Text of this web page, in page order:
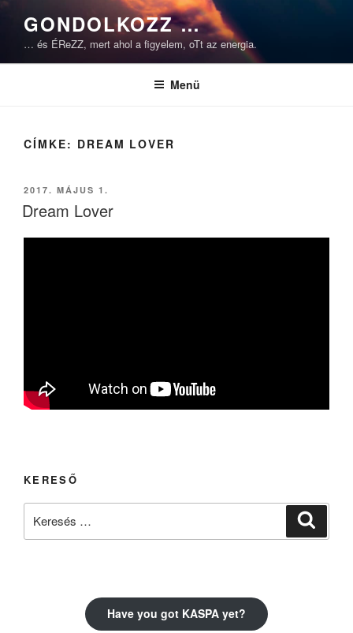
Tartalomhoz
GONDOLKOZZ …
… és ÉReZZ, mert ahol a figyelem, oTt az energia.
Menü
CÍMKE: DREAM LOVER
BEKÜLDVE:
2017. MÁJUS 1.
Dream Lover
KERESŐ
Have you got KASPA yet?